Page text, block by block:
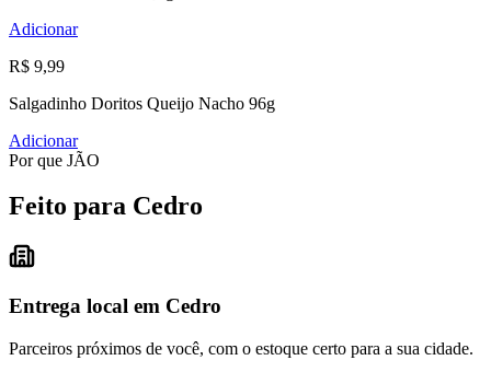
Adicionar
R$ 9,99
Salgadinho Doritos Queijo Nacho 96g
Adicionar
Por que JÃO
Feito para Cedro
Entrega local em Cedro
Parceiros próximos de você, com o estoque certo para a sua cidade.